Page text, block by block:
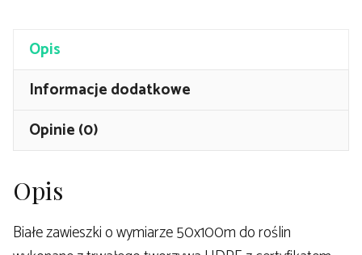
Opis
Informacje dodatkowe
Opinie (0)
Opis
Białe zawieszki o wymiarze 50x100m do roślin